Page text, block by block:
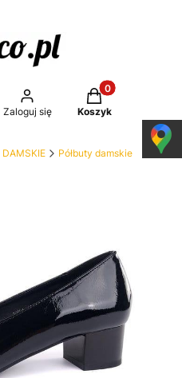
Zaloguj się
Produkty w
Koszyk
DAMSKIE Półbuty damskie